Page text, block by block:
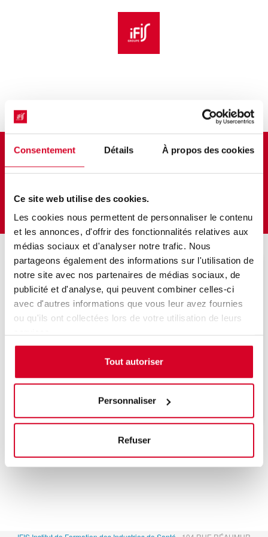
Consentement Détails À propos des cookies
Ce site web utilise des cookies.
Les cookies nous permettent de personnaliser le contenu
et les annonces, d'offrir des fonctionnalités relatives aux
médias sociaux et d'analyser notre trafic. Nous
partageons également des informations sur l'utilisation de
notre site avec nos partenaires de médias sociaux, de
publicité et d'analyse, qui peuvent combiner celles-ci
avec d'autres informations que vous leur avez fournies
ou qu'ils ont collectées lors de votre utilisation de leurs
Tout autoriser
Personnaliser
Refuser
Éligible DPC
IA & Réglementaire : cas d'usages et
conformité
Veuillez décrire votre situation
Une date sera bientôt programmée, n'hésitez
prochaine session de formation.